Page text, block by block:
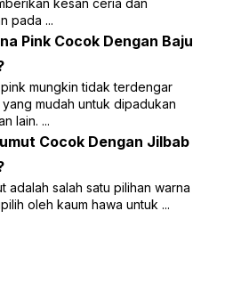
kesan ceria dan
pada ...
Pink Cocok Dengan Baju
mungkin tidak terdengar
mudah untuk dipadukan
lain. ...
Cocok Dengan Jilbab
adalah salah satu pilihan warna
oleh kaum hawa untuk ...